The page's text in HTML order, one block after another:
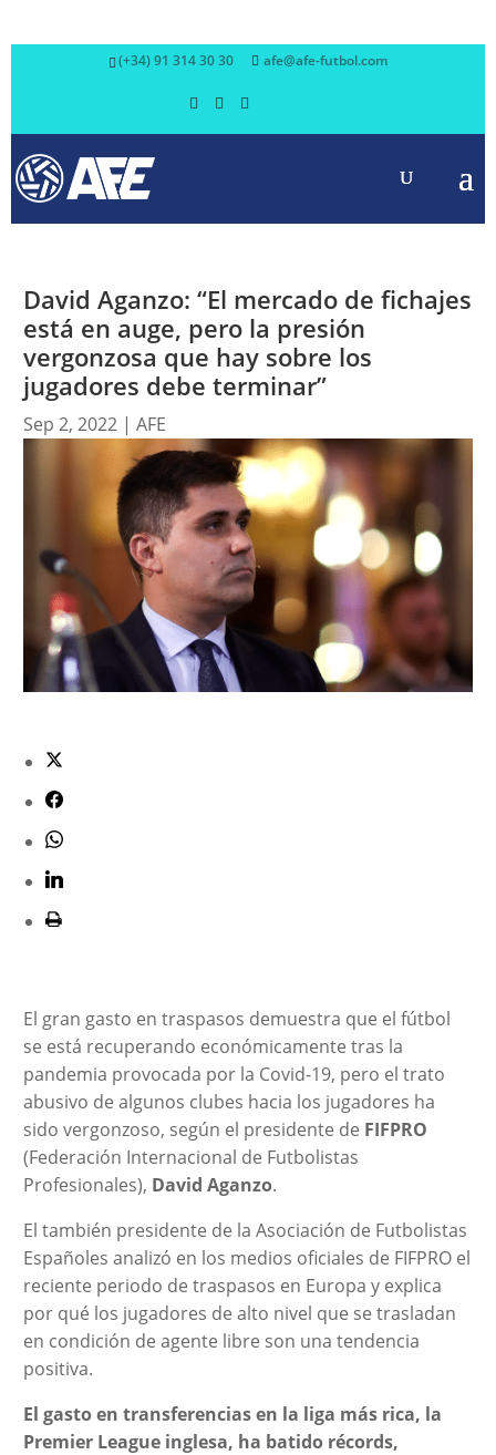
(+34) 91 314 30 30 afe@afe-futbol.com
David Aganzo: “El mercado de fichajes
está en auge, pero la presión
vergonzosa que hay sobre los
jugadores debe terminar”
Sep 2, 2022| AFE
El gran gasto en traspasos demuestra que el fútbol
se está recuperando económicamente tras la
pandemia provocada por la Covid-19, pero el trato
abusivo de algunos clubes hacia los jugadores ha
sido vergonzoso, según el presidente de FIFPRO
(Federación Internacional de Futbolistas
Profesionales), David Aganzo.
El también presidente de la Asociación de Futbolistas
Españoles analizó en los medios oficiales de FIFPRO el
reciente periodo de traspasos en Europa y explica
por qué los jugadores de alto nivel que se trasladan
en condición de agente libre son una tendencia
positiva.
El gasto en transferencias en la liga más rica, la
Premier League inglesa, ha batido récords,